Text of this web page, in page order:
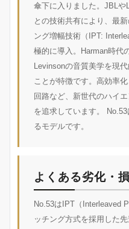
傘下に入りました。JBL
との技術共有により、最
ング増幅技術（IPT:
極的に導入。Harman時代
Levinsonの音質美学を現
ことが特徴です。高効率
回路など、新世代のハイ
を追求しています。
るモデルです。
よくある劣化・
No.53はIPT（Interleaved
ッチング方式を採用した